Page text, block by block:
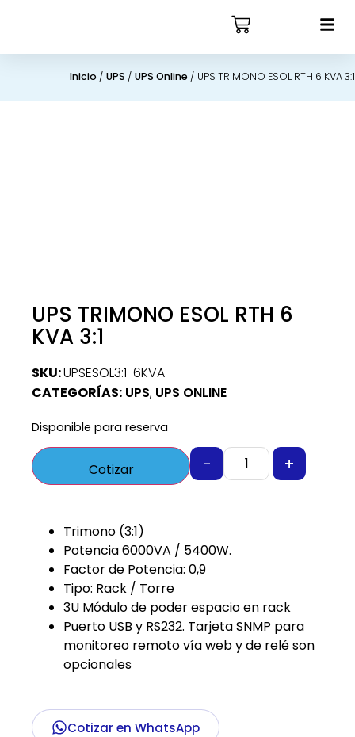
Inicio / UPS / UPS Online / UPS TRIMONO ESOL RTH 6 KVA 3:1
UPS TRIMONO ESOL RTH 6
KVA 3:1
SKU:UPSESOL3:1-6KVA
CATEGORÍAS: UPS, UPS ONLINE
Disponible para reserva
- +
Cotizar
Trimono (3:1)
Potencia 6000VA / 5400W.
Factor de Potencia: 0,9
Tipo: Rack / Torre
3U Módulo de poder espacio en rack
Puerto USB y RS232. Tarjeta SNMP para
monitoreo remoto vía web y de relé son
opcionales
Cotizar en WhatsApp